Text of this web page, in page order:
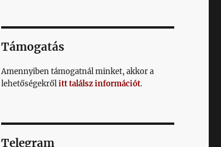
Támogatás
Amennyiben támogatnál minket, akkor a
lehetőségekrőlitt találsz információt.
Telegram